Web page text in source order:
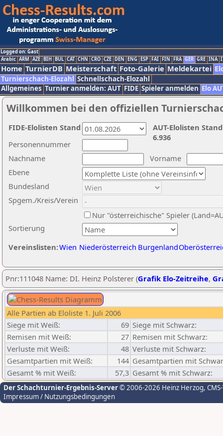
Logged on: Gast
Arabic ARM AZE BIH BUL CAT CHN CRO CZE DEN ENG ESP FAI FIN FRA GER GRE INA
Home TurnierDB Meisterschaft Foto-Galerie Meldekartei
Turnierschach-Elozahl Schnellschach-Elozahl
Allgemeines Turnier anmelden: AUT FIDE Spieler anmelden Elo
Willkommen bei den offiziellen
Nachname
Vorname
Ebene
Sortierung
Personennummer
Bundesland
Spgem./Kreis/Verein
Nur "österreichische" Spieler
Vereinslisten:Wien Niederösterreich Burgenland
AUT-Elolisten
6.936
FIDE-Elolisten Stand
Pnr:111048 Name: DI. Heinz Polsterer (Grafik Elo-Zeitreihe,
Alle Partien ab Eloliste 1. Juli 2006
Siege mit Weiß:
69 Siege mit Schwarz:
Remisen mit Weiß:
27 Remisen mit Schwarz:
Verluste mit Weiß:
48 Verluste mit Schwarz:
Gesamtpartien mit Weiß:
144 Gesamtpartien mit
Gesamt % mit Weiß:
57,3 Gesamt % mit Schwarz:
Der Schachturnier-Ergebnis-Server© 2006-2026 Heinz Herzog,
Impressum / Nutzungsbedingungen